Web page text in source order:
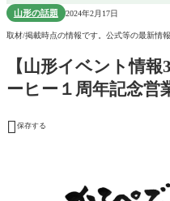
山形の話題 2024年2月17日
取材/掲載時点の情報です。公式等の最新情
【山形イベント情
ーヒー１周年記念営
 保存する